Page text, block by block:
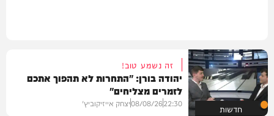
חדשות
זה נשמע טוב!
יהודה בורן: "התחרות לא תהפוך אתכם
לזמרים מצליחים"
22:30
08/08/26יצחק אייזיקוביץ'